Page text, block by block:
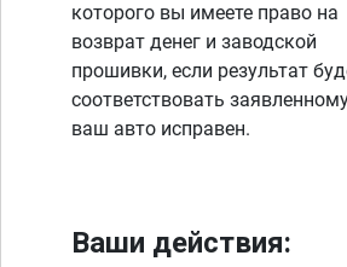
которого вы имеете право на
возврат денег и заводской
прошивки, если результат
соответствовать
ваш авто исправен.
Ваши действия: